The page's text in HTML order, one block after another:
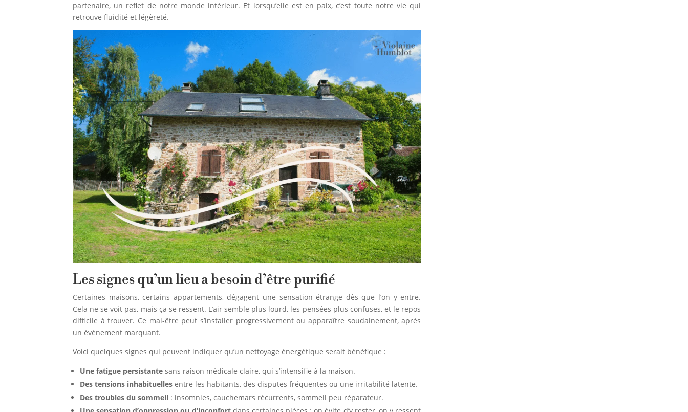
partenaire, un reflet de notre monde intérieur. Et lorsqu’elle est en paix, c’est toute notre vie qui
retrouve fluidité et légèreté.
Les signes qu’un lieu a besoin d’être purifié
Certaines maisons, certains appartements, dégagent une sensation étrange dès que l’on y entre.
Cela ne se voit pas, mais ça se ressent. L’air semble plus lourd, les pensées plus confuses, et le repos
difficile à trouver. Ce mal-être peut s’installer progressivement ou apparaître soudainement, après
un événement marquant.
Voici quelques signes qui peuvent indiquer qu’un nettoyage énergétique serait bénéfique :
Une fatigue persistante sans raison médicale claire, qui s’intensifie à la maison.
Des tensions inhabituelles entre les habitants, des disputes fréquentes ou une irritabilité latente.
Des troubles du sommeil : insomnies, cauchemars récurrents, sommeil peu réparateur.